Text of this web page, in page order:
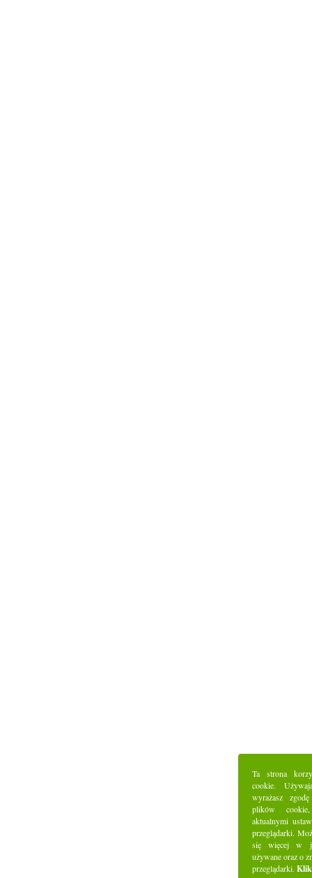
Ta strona
cookie.
wyrażasz
plików
aktualnymi
przeglądarki.
się więcej w
używane oraz o
przeglądarki.